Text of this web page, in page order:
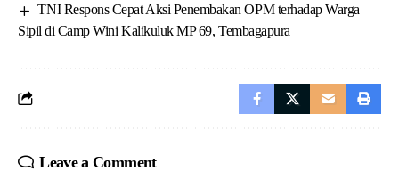
TNI Respons Cepat Aksi Penembakan OPM terhadap Warga
Sipil di Camp Wini Kalikuluk MP 69, Tembagapura
Leave a Comment